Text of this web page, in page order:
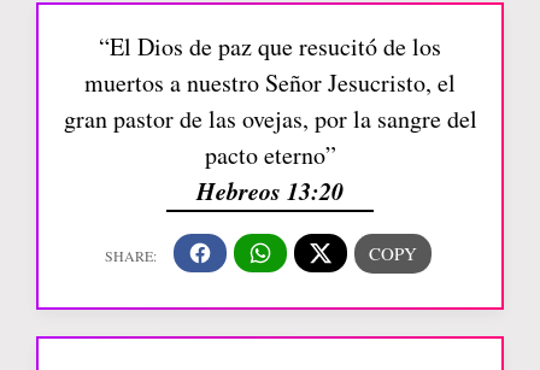
“El Dios de paz que resucitó de los
muertos a nuestro Señor Jesucristo, el
gran pastor de las ovejas, por la sangre del
pacto eterno”
Hebreos 13:20